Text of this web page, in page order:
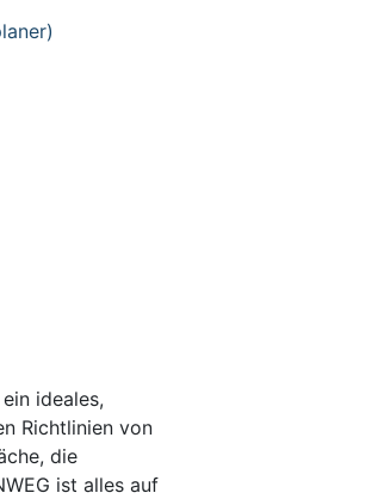
ideales,
Richtlinien von
die
ist alles auf